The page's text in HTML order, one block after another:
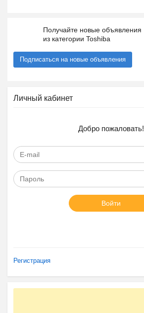
Получайте новые объявления
из категории Toshiba
Подписаться на новые объявления
Личный кабинет
Добро пожаловать!
Войти
Регистрация